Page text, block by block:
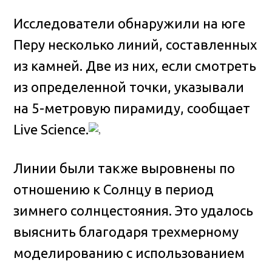
Исследователи обнаружили на юге
Перу несколько линий, составленных
из камней. Две из них, если смотреть
из определенной точки, указывали
на 5-метровую пирамиду, сообщает
Live Science.
Линии были также выровнены по
отношению к Солнцу в период
зимнего солнцестояния. Это удалось
выяснить благодаря трехмерному
моделированию с использованием